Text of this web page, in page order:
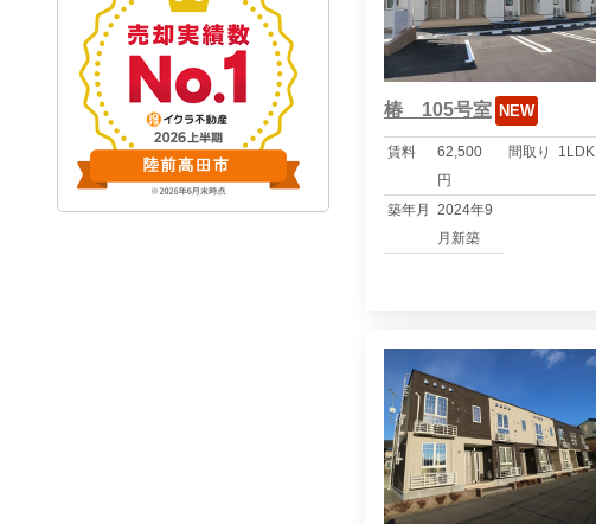
椿 105号室 NEW
賃料
62,500
円
間取り 1LDK
築年月
2024年9
月新築